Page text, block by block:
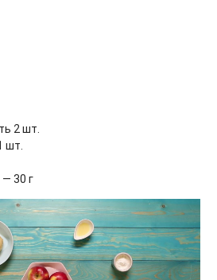
2 шт.
шт.
30 г